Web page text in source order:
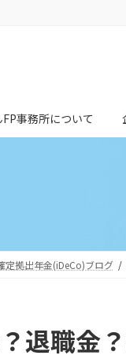
FP事務所について
定拠出年金(iDeCo)ブログ
退職金